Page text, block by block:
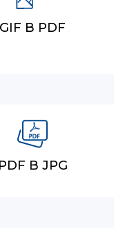
GIF В PDF
PDF В JPG